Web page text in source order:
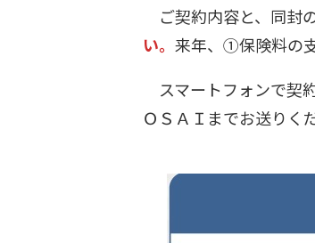
ご契約内容と、同封
い。 来年、①保険料の
スマートフォンで契
ＯＳＡＩまでお送りく